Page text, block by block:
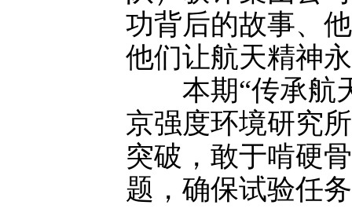
功背后的故事、
他们让航天精神
本期“传承航天
京强度环境研究
突破，敢于啃硬
题，确保试验任